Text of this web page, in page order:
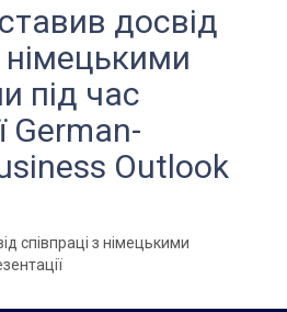
досвід
німецькими
під час
German-
Outlook
співпраці з німецькими